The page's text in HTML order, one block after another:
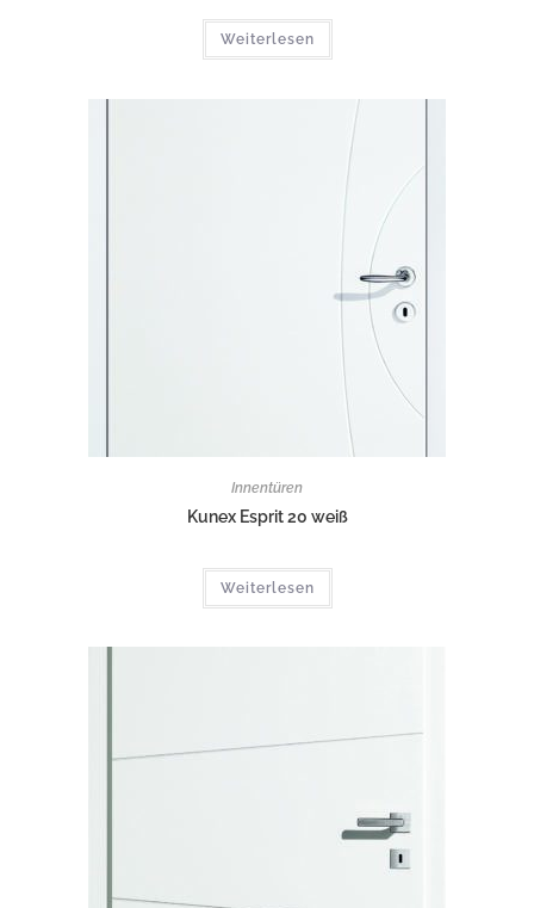
Weiterlesen
Innentüren
Kunex Esprit 20 weiß
Weiterlesen